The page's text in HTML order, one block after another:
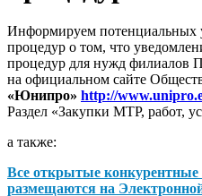
Информируем потенциальных
процедур о том, что
процедур для нужд
на официальном сайте
«Юнипро» http://
Раздел «Закупки МТР, работ,
а также:
Все открытые
размещаются на